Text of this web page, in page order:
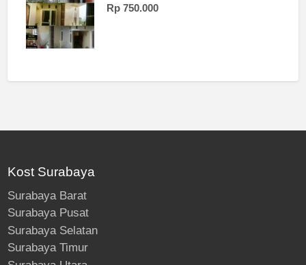
Rp 750.000
Kost Surabaya
Surabaya Barat
Surabaya Pusat
Surabaya Selatan
Surabaya Timur